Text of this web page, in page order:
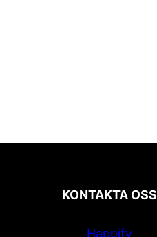
KONTAKTA OSS
Happify